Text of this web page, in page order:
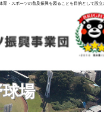
・スポーツの普及振興を図ることを目的として設立
場